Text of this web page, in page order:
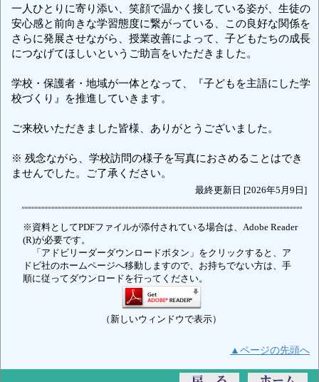
一人ひとりに寄り添い、笑顔で温かく接している姿が、生徒の
安心感と前向きな学習態度に繋がっている、この良好な関係を
さらに発展させながら、授業改善によって、子どもたちの成長
につなげてほしいというご助言をいただきました。
学校・保護者・地域が一体となって、『子どもを主語にした学
校づくり』を推進していきます。
ご来校いただきました皆様、ありがとうございました。
※ 残念ながら、学校訪問の様子を写真におさめることはでき
ませんでした。ご了承ください。
最終更新日 [2026年5月9日]
※資料としてPDFファイルが添付されている場合は、Adobe Reader
(R)が必要です。
「アドビリーダーダウンロードボタン」をクリックすると、ア
ドビ社のホームページへ移動しますので、お持ちでない方は、手
順に従ってダウンロードを行ってください。
（新しいウィンドウで表示）
▲ページの先頭へ